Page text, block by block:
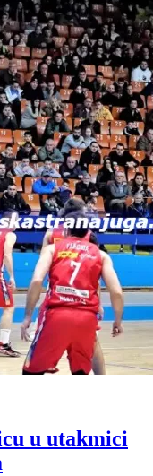
u utakmici